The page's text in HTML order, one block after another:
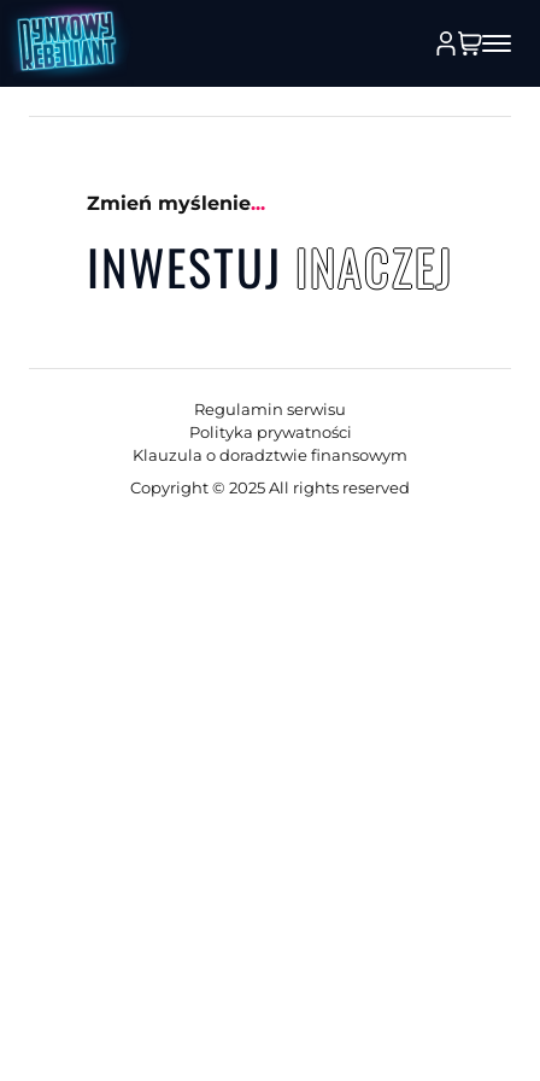
Zmień myślenie...
INWESTUJ INACZEJ
Regulamin serwisu
Polityka prywatności
Klauzula o doradztwie finansowym
Copyright © 2025 All rights reserved